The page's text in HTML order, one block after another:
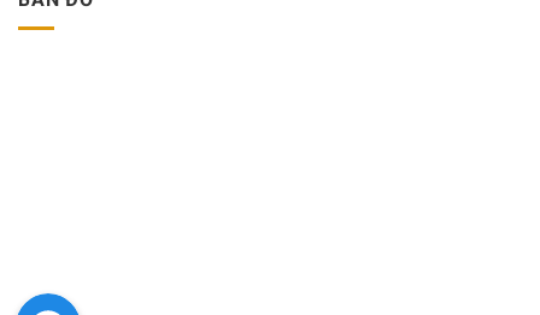
Facebook Messenger
Facebook Messenger